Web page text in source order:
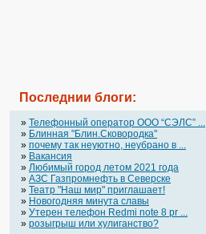
Последнии блоги:
» Телефонный оператор OOO “СЭЛС” ...
» Блинная "Блин.Сковородка"
» почему так неуютно, неубрано в ...
» Вакансия
» Любимый город летом 2021 года
» АЗС Газпромнефть в Северске
» Театр "Наш мир" приглашает!
» Новогодняя минута славы
» Утерен телефон Redmi note 8 pr ...
» розыгрыш или хулиганство?